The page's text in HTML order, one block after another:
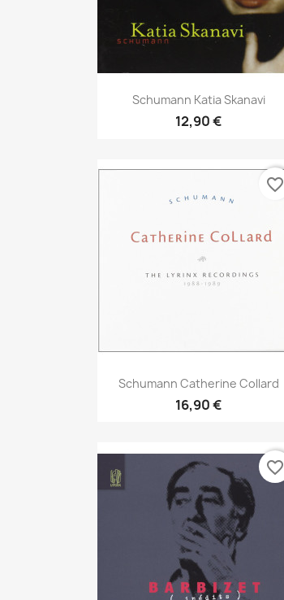
Aperçu rapide
Schumann Katia Skanavi
12,90 €
Aperçu rapide
Schumann Catherine Collard
16,90 €
favorite_border
favorite_border